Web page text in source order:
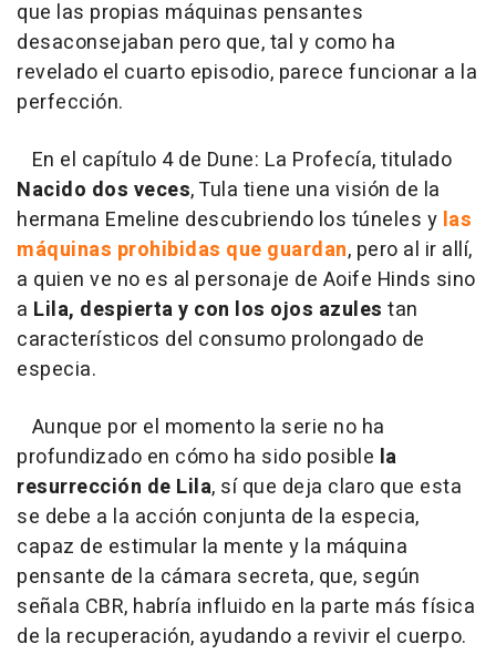
que las propias máquinas pensantes
desaconsejaban pero que, tal y como ha
revelado el cuarto episodio, parece funcionar a la
perfección.
En el capítulo 4 de Dune: La Profecía, titulado
Nacido dos veces, Tula tiene una visión de la
hermana Emeline descubriendo los túneles y las
máquinas prohibidas que guardan, pero al ir allí,
a quien ve no es al personaje de Aoife Hinds sino
a Lila, despierta y con los ojos azules tan
característicos del consumo prolongado de
especia.
Aunque por el momento la serie no ha
profundizado en cómo ha sido posible la
resurrección de Lila, sí que deja claro que esta
se debe a la acción conjunta de la especia,
capaz de estimular la mente y la máquina
pensante de la cámara secreta, que, según
señala CBR, habría influido en la parte más física
de la recuperación, ayudando a revivir el cuerpo.